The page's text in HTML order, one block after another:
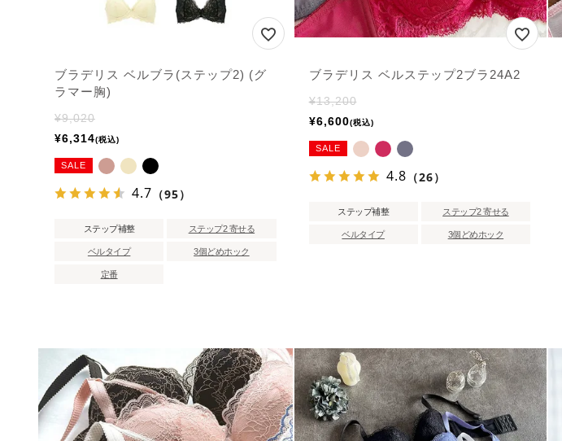
ブラデリス ベルブラ(ステップ2) (グ
ラマー胸)
¥9,020
¥6,314 税込
SALE
4.7 （95）
ステップ補整 ステップ2 寄せる
ベルタイプ 3個どめホック
定番
ブラデリス ベルステップ2ブラ24A2
¥13,200
¥6,600 税込
SALE
4.8 （26）
ステップ補整 ステップ2 寄せる
ベルタイプ 3個どめホック